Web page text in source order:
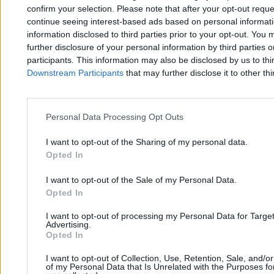
confirm your selection. Please note that after your opt-out
continue seeing interest-based ads based on personal
information disclosed to third parties prior to your opt-out. You
further disclosure of your personal information by third parties
participants. This information may also be disclosed by us to
Downstream Participants that may further disclose it to other
Personal Data Processing Opt Outs
I want to opt-out of the Sharing of my personal data.
Opted In
I want to opt-out of the Sale of my Personal Data.
Opted In
I want to opt-out of processing my Personal Data for
Advertising.
Opted In
I want to opt-out of Collection, Use, Retention, Sale, and/
of my Personal Data that Is Unrelated with the Purposes
Polskie służby go ścigają, a on sądzi w Norwegii.
Paweł Figurski, Marek Mikołajczyk